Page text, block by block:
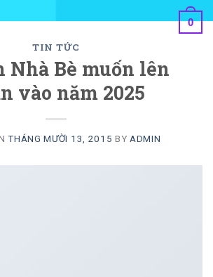
0
TIN TỨC
Nhà Bè muốn lên
vào năm 2025
THÁNG MƯỜI 13, 2015 BY ADMIN